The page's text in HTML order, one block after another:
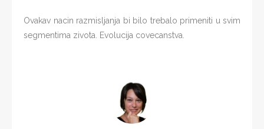
Ovakav nacin razmisljanja bi bilo trebalo primeniti u svim
segmentima zivota. Evolucija covecanstva.